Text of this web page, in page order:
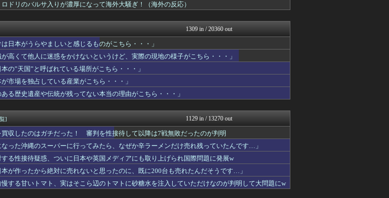
、ついに日本や英国メディアにも取り上げられ...
かんにゅー -韓国の反応-
陽一は実は〇〇を知らなかった」
ハウメニージャパン！
だ信じているファンはいるのか？【MLB】
ボールパーク速報 海外の反...
れとも否定的に見ている？投票結果がこちら...
のバルサ移籍か？（海外の反応）
わーすぽ 海外の反応
ンドボール】
ポーランドボール 翻訳
会長に断固たる支持を表明「隠す気もない...
の完全勝利をご覧ください」→「これはすごい...
国税職員が脱税した金額に海外びっくり仰天！...
海外のお前ら 海外の反応
ている産業がこちら・・・」
コリアル
スト4の実力は、実際にはどれくらい認め...
海外トークログ
だ…！」日本の江戸時代の街並みがそのまま保...
海外の反応リサーチ
いものってある？」日本「納豆」
海外の万国反応記＠海外の反...
への警鐘（海外の反応）
世界はグーチョキパー
「子供にショックが大きいだろ」（海外の反応...
海外さんいらっしゃい 海外...
高級紙も驚愕した極限の中の日本人の姿に世...
【海外の反応】 パンドラの...
」（海外の反応）
海外のお前ら 海外の反応
ホワイトソックスに劇的サヨナラ！破竹の8連...
わーすぽ 海外の反応
啖呵を切ったってぇ話だ（海外の反応）
世界はグーチョキパー
ドリのバルサ入りが濃厚になって海外大騒ぎ！（海外の反応）
1309 in / 20360 out
日本がうらやましいと感じるものがこちら・・・」
高くて他人に迷惑をかけないというけど、実際の現地の様子がこちら・・・」
の”天国”と呼ばれている場所がこちら・・・」
市場を独占している産業がこちら・・・」
る歴史遺産や伝統が残ってない本当の理由がこちら・・・」
] 1129 in / 13270 out
収したのはガチだった！ 審判を性接待して以降は7戦無敗だったのが判明
った沖縄のスーパーに行ってみたら、なぜか辛ラーメンだけ売れ残っていたんです…」
る性接待疑惑、ついに日本や英国メディアにも取り上げられ国際問題に発展w
が作ったから絶対に売れないと思ったのに、既に200台も売れたんだそうです…」
する甘いトマト、実はそこら辺のトマトに砂糖水を注入していただけなのが判明して大問題にw